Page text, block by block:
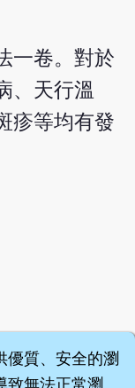
一卷。對於
、天行溫
疹等均有發
優質、安全的瀏
致無法正常瀏